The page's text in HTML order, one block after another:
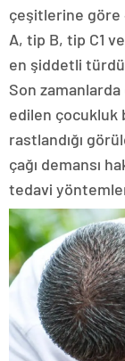
çeşitlerine göre
A, tip B, tip C1
en şiddetli
Son zamanlarda
edilen çocukluk
rastlandığı
çağı demansı
tedavi